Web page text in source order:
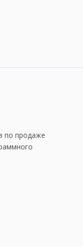
по продаже